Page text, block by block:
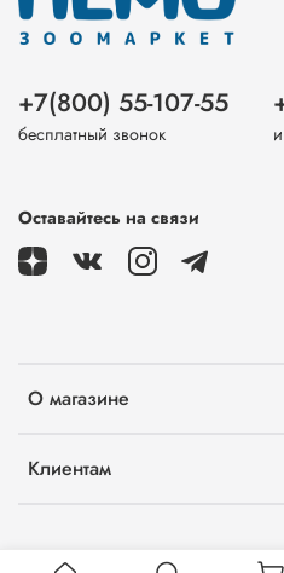
О магазине
Клиентам
+7(800) 55-107-55
бесплатный звонок
Оставайтесь на связи